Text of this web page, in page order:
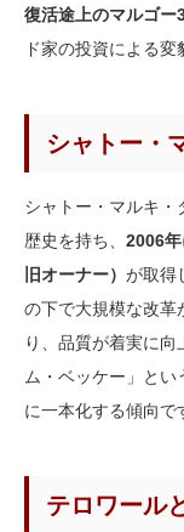
復活途上のマルゴー
ド家の投資による変
シャトー・
シャトー・マルキ・
歴史を持ち、 2006
旧オーナー） が取得
の下で大規模な改革
り、品質が着実に
ム・ベッケー」とい
に一本化する傾向で
テロワール